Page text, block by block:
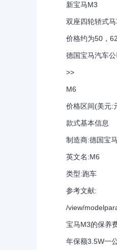
新宝马M3
双座四轮轿式马
价格约为50，
德国宝马汽车公
>>
M6
价格区间(美元:
款式基本信息
制造商:德国宝马
英文名:M6
类型:跑车
参考文献:
/view/
宝马M3的保养费
年保额3.5W一公